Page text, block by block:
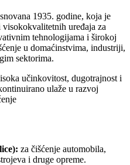
1935. godine, koja je
uređaja za
tehnologijama i širokoj
u domaćinstvima, industriji,
sektorima.
učinkovitost, dugotrajnost i
ulaže u razvoj
za čišćenje automobila,
i druge opreme.